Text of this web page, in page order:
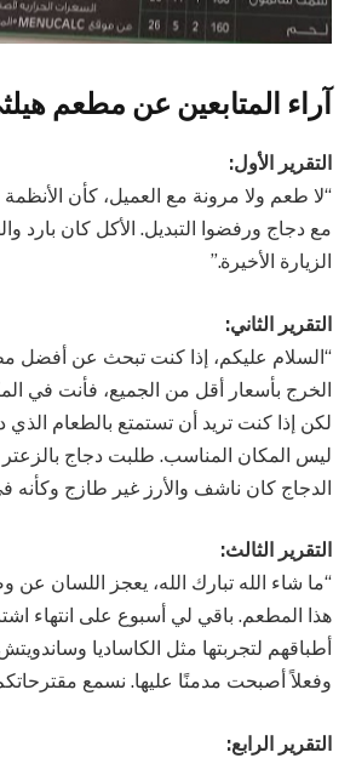
آراء المتابعين عن مطعم
التقرير الأول:
“لا طعم ولا مرونة مع العميل، كأن
مع دجاج ورفضوا التبديل. الأكل كان بارد
الزيارة الأخيرة.”
التقرير الثاني:
“السلام عليكم، إذا كنت تبحث عن
الخرج بأسعار أقل من الجميع، فأنت في
لكن إذا كنت تريد أن تستمتع بالطعام الذي
ليس المكان المناسب. طلبت دجاج
الدجاج كان ناشف والأرز غير طازج
التقرير الثالث:
“ما شاء الله تبارك الله، يعجز اللسان
هذا المطعم. باقي لي أسبوع على انتهاء
أطباقهم لتجربتها مثل الكاساديا
وفعلاً أصبحت مدمنًا عليها. نسمع
التقرير الرابع: